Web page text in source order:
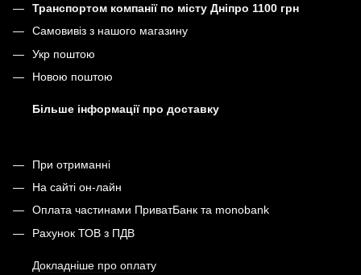
Транспортом компанії по місту Дніпро 1100 грн
Самовивіз з нашого магазину
Укр поштою
Новою поштою
Більше інформації про доставку
При отриманні
На сайті он-лайн
Оплата частинами ПриватБанк та monobank
Рахунок ТОВ з ПДВ
Докладніше про оплату